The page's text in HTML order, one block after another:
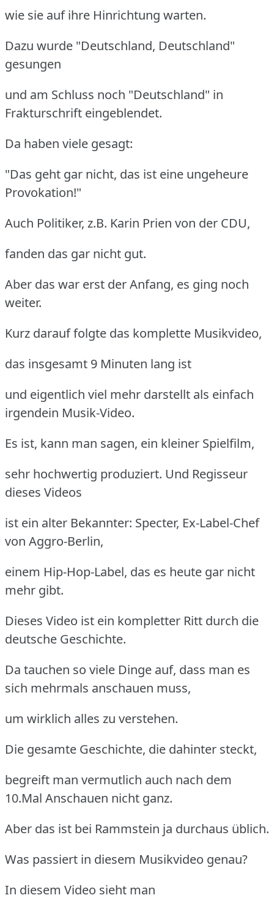
wie sie auf ihre Hinrichtung warten.
Dazu wurde "Deutschland, Deutschland"
gesungen
und am Schluss noch "Deutschland" in
Frakturschrift eingeblendet.
Da haben viele gesagt:
"Das geht gar nicht, das ist eine ungeheure
Provokation!"
Auch Politiker, z.B. Karin Prien von der CDU,
fanden das gar nicht gut.
Aber das war erst der Anfang, es ging noch
weiter.
Kurz darauf folgte das komplette Musikvideo,
das insgesamt 9 Minuten lang ist
und eigentlich viel mehr darstellt als einfach
irgendein Musik-Video.
Es ist, kann man sagen, ein kleiner Spielfilm,
sehr hochwertig produziert. Und Regisseur
dieses Videos
ist ein alter Bekannter: Specter, Ex-Label-Chef
von Aggro-Berlin,
einem Hip-Hop-Label, das es heute gar nicht
mehr gibt.
Dieses Video ist ein kompletter Ritt durch die
deutsche Geschichte.
Da tauchen so viele Dinge auf, dass man es
sich mehrmals anschauen muss,
um wirklich alles zu verstehen.
Die gesamte Geschichte, die dahinter steckt,
begreift man vermutlich auch nach dem
10.Mal Anschauen nicht ganz.
Aber das ist bei Rammstein ja durchaus üblich.
Was passiert in diesem Musikvideo genau?
In diesem Video sieht man